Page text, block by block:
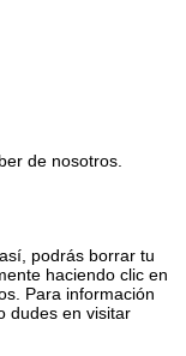
de nosotros.
podrás borrar tu
haciendo clic en
Para información
dudes en visitar